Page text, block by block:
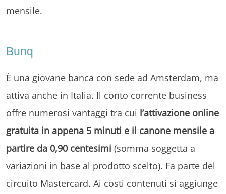
mensile.
Bunq
È una giovane banca con sede ad Amsterdam, ma
attiva anche in Italia. Il conto corrente business
offre numerosi vantaggi tra cui l’attivazione online
gratuita in appena 5 minuti e il canone mensile a
partire da 0,90 centesimi (somma soggetta a
variazioni in base al prodotto scelto). Fa parte del
circuito Mastercard. Ai costi contenuti si aggiunge